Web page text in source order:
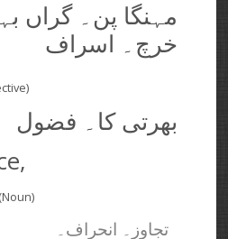
مہنگا پن۔ گراں
خرچ۔ اسراف
بھرتی کا۔ فضول
(Noun)
تجاوز۔ انحراف۔